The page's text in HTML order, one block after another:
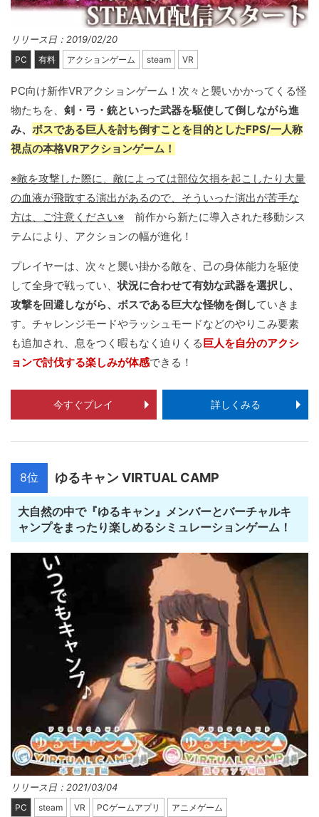
リリース日：2019/02/20
PC 有料 アクションゲーム steam VR
PC向け新作VRアクションゲーム！次々と襲いかかってくる怪
物たちを、 剣・弓・銃といった武器を駆使して倒しながら進
み、 ボスである巨人を討ち倒すことを目的としたFPS/一人称
視点の本格VRアクションゲーム！
※敵を攻撃した際に、敵によっては部位欠損を起こしたり大量
の血液が飛散する演出があるので、そういった演出が苦手な
方は、ご注意ください※ 前作から新たに導入された移動シス
テムにより、アクションの幅が進化！
プレイヤーは、次々と襲い掛かる敵を、己の身体能力を駆使
して全身で戦ってい、状況に合わせて有効な武器を選択し、
攻撃を回避しながら、ボスである巨大な怪物を倒していきま
す。チャレンジモードやラッシュモードなどのやりこみ要素
も追加され、息をつく暇もなく迫りくる巨人を自分のアクシ
ョンで討伐する楽しみが体感できる！
今すぐプレイ 詳しくみる
8位 ゆるキャン VIRTUAL CAMP
大自然の中で『ゆるキャン』メンバーとバーチャルキ
ャンプをまったり楽しめるシミュレーションゲーム！
リリース日：2021/03/04
PC steam VR PCゲームアプリ アニメゲーム